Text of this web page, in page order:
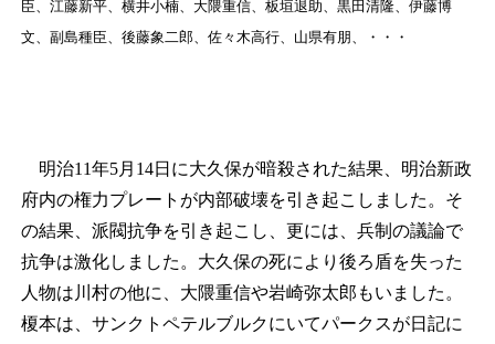
臣、江藤新平、横井小楠、大隈重信、板垣退助、黒田清隆、伊藤博
文、副島種臣、後藤象二郎、佐々木高行、山県有朋、・・・
明治11年5月14日に大久保が暗殺された結果、明治新政
府内の権力プレートが内部破壊を引き起こしました。そ
の結果、派閥抗争を引き起こし、更には、兵制の議論で
抗争は激化しました。大久保の死により後ろ盾を失った
人物は川村の他に、大隈重信や岩崎弥太郎もいました。
榎本は、サンクトペテルブルクにいてパークスが日記に